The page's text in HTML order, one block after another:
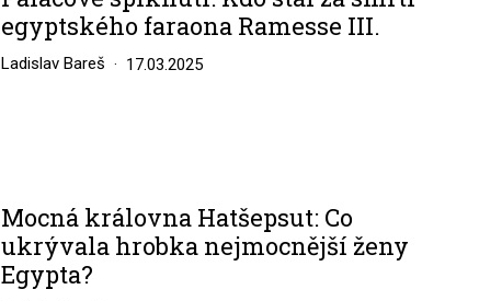
egyptského faraona Ramesse III.
Ladislav Bareš 17.03.2025
Mocná královna Hatšepsut: Co
ukrývala hrobka nejmocnější ženy
Egypta?